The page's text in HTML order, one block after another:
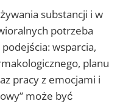
substancji i w
potrzeba
wsparcia,
planu
pracy z emocjami i
może być